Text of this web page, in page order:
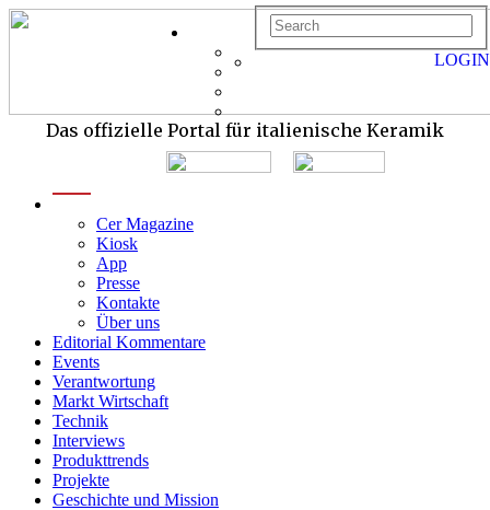
Das offizielle Portal für italienische Keramik
Cer Magazine
Kiosk
App
Presse
Kontakte
Über uns
Editorial Kommentare
Events
Verantwortung
Markt Wirtschaft
Technik
Interviews
Produkttrends
Projekte
Geschichte und Mission
LOGIN